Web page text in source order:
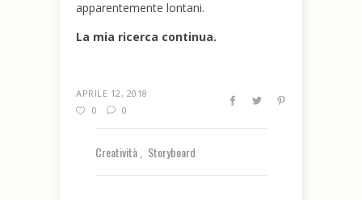
apparentemente lontani.
La mia ricerca continua.
APRILE 12, 2018
0
0
Creatività Storyboard